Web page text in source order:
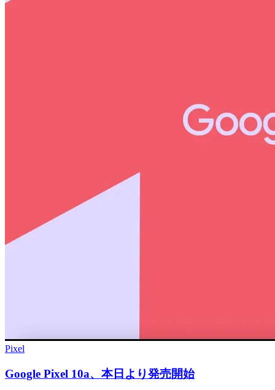
Pixel
Google Pixel 10a、本日より発売開始